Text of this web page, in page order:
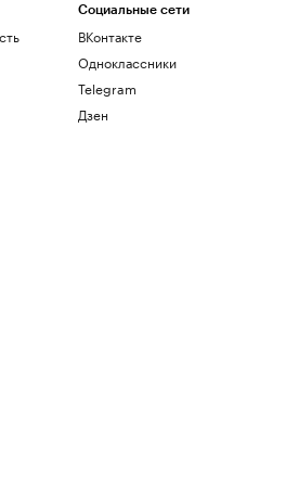
Социальные сети
ВКонтакте
Одноклассники
Telegram
Дзен